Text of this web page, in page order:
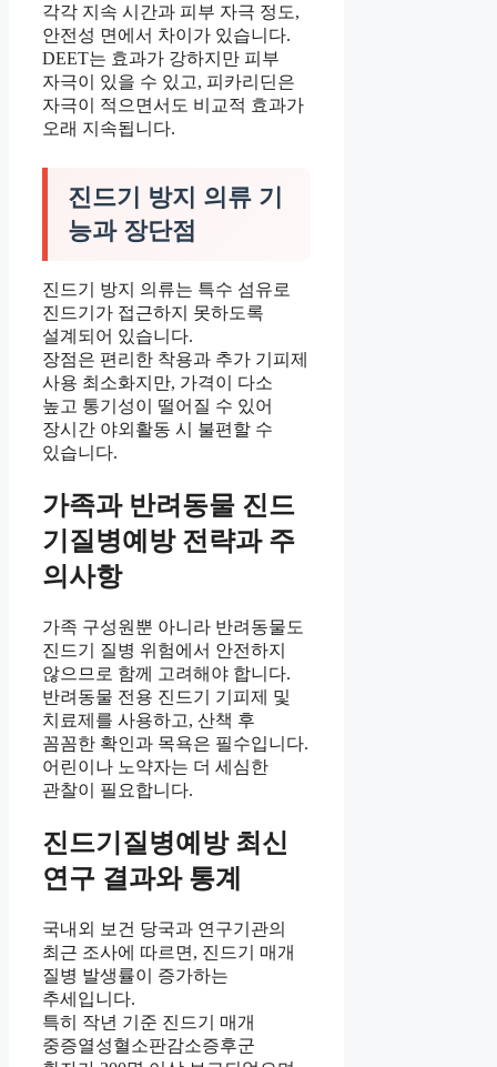
각각 지속 시간과 피부 자극 정도,
안전성 면에서 차이가 있습니다.
DEET는 효과가 강하지만 피부
자극이 있을 수 있고, 피카리딘은
자극이 적으면서도 비교적 효과가
오래 지속됩니다.
진드기 방지 의류 기
능과 장단점
진드기 방지 의류는 특수 섬유로
진드기가 접근하지 못하도록
설계되어 있습니다.
장점은 편리한 착용과 추가 기피제
사용 최소화지만, 가격이 다소
높고 통기성이 떨어질 수 있어
장시간 야외활동 시 불편할 수
있습니다.
가족과 반려동물 진드
기질병예방 전략과 주
의사항
가족 구성원뿐 아니라 반려동물도
진드기 질병 위험에서 안전하지
않으므로 함께 고려해야 합니다.
반려동물 전용 진드기 기피제 및
치료제를 사용하고, 산책 후
꼼꼼한 확인과 목욕은 필수입니다.
어린이나 노약자는 더 세심한
관찰이 필요합니다.
진드기질병예방 최신
연구 결과와 통계
국내외 보건 당국과 연구기관의
최근 조사에 따르면, 진드기 매개
질병 발생률이 증가하는
추세입니다.
특히 작년 기준 진드기 매개
중증열성혈소판감소증후군